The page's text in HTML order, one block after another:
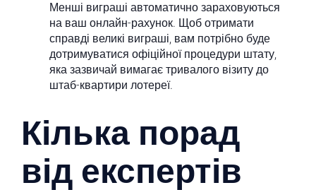
Менші виграші автоматично зараховуються
на ваш онлайн-рахунок. Щоб отримати
справді великі виграші, вам потрібно буде
дотримуватися офіційної процедури штату,
яка зазвичай вимагає тривалого візиту до
штаб-квартири лотереї.
Кілька порад
від експертів